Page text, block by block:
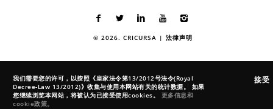
接受
我们需要您的许可，以按照《皇家法令第13/2012号法令(Royal
Decree-Law 13/2012)》收集与使用本网站有关的统计数据。 如果
您继续浏览本网站，将被认为已接受使用cookies。 更多信息和
cookie政策。
© 2026. CRICURSA | 法律声明